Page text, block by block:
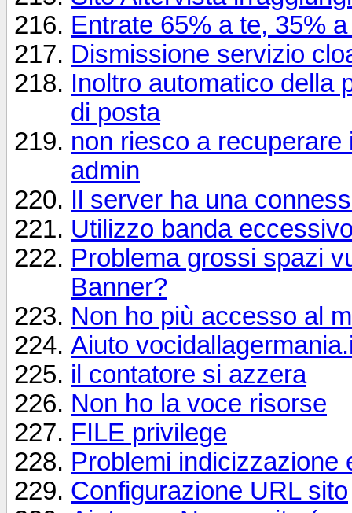
Entrate 65% a te, 35%
Dismissione servizio
Inoltro automatico della
di posta
non riesco a
admin
Il server ha una
Utilizzo banda
Problema grossi spazi
Banner?
Non ho più accesso al
Aiuto
il contatore si azzera
Non ho la voce risorse
FILE privilege
Problemi indicizzazione
Configurazione URL sito